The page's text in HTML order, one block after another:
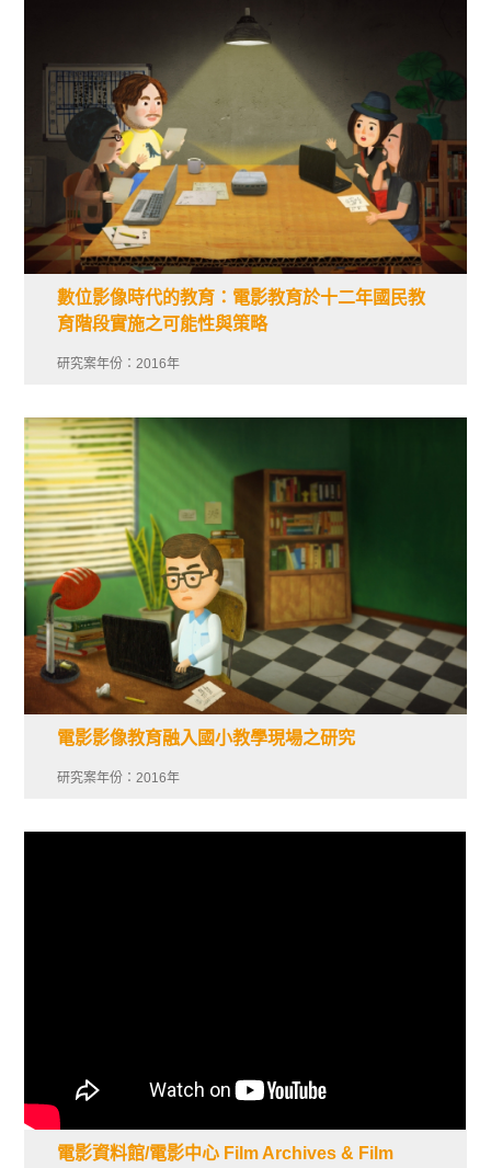
數位影像時代的教育：電影教育於十二年國民教
育階段實施之可能性與策略
研究案年份：2016年
電影影像教育融入國小教學現場之研究
研究案年份：2016年
電影資料館/電影中心 Film Archives & Film